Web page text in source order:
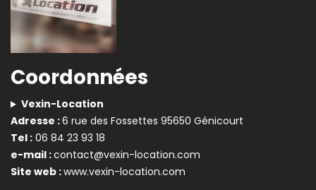
Coordonnées
Vexin-Location
Adresse :6 rue des Fossettes 95650 Génicourt
Tel : 06 84 23 93 18
e-mail :contact@vexin-location.com
Site web :www.vexin-location.com